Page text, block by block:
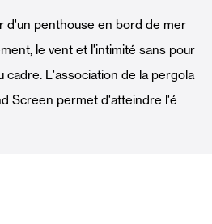
Portes Automatiques
d'un penthouse en bord de mer
le vent et l'intimité sans pour
L'association de la pergola
Screen permet d'atteindre l'é